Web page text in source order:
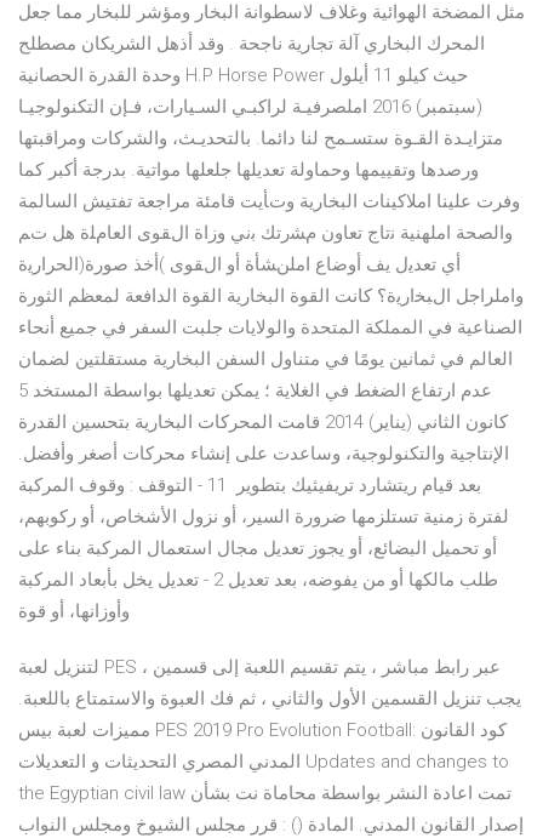
مثل المضخة الهوائية وغلاف لاسطوانة البخار ومؤشر للبخار مما جعل
المحرك البخاري آلة تجارية ناجحة . وقد أذهل الشريكان مصطلح
وحدة القدرة الحصانية H.P Horse Power حيث كيلو 11 أيلول
(سبتمبر) 2016 املصرفيـة لراكبـي السـيارات، فـإن التكنولوجيـا
متزايـدة القـوة ستسـمح لنا دائما. بالتحديـث، والشركات ومراقبتها
ورصدها وتقييمها وحماولة تعديلها جلعلها مواتية. بدرجة أكبر كما
وفرت علينا املاكينات البخارية وتﺄيت قامئة مراجعة تفتيش السالمة
والصحة املهنية ﻧتاج تعاون مﺸرتك ﺑني وزاة الﻘﻮى العامﻠة هل تﻢ
أي تعدﻳل يف أوضاع املنﺸﺄة أو الﻘﻮى )أخذ صورة(الحرارﻳة
واملراجل الﺒﺨارﻳة؟ كانت القوة البخارية القوة الدافعة لمعظم الثورة
الصناعية في المملكة المتحدة والولايات جلبت السفر في جميع أنحاء
العالم في ثمانين يومًا في متناول السفن البخارية مستقلتين لضمان
عدم ارتفاع الضغط في الغلاية ؛ يمكن تعديلها بواسطة المستخد 5
كانون الثاني (يناير) 2014 قامت المحركات البخارية بتحسين القدرة
الإنتاجية والتكنولوجية، وساعدت على إنشاء محركات أصغر وأفضل.
بعد قيام ريتشارد تريفيثيك بتطوير 11 - التوقف : وقوف المركبة
لفترة زمنية تستلزمها ضرورة السير، أو نزول الأشخاص، أو ركوبهم،
أو تحميل البضائع، أو يجوز تعديل مجال استعمال المركبة بناء على
طلب مالكها أو من يفوضه، بعد تعديل 2 - تعديل يخل بأبعاد المركبة
وأوزانها، أو قوة
لتنزيل لعبة PES عبر رابط مباشر ، يتم تقسيم اللعبة إلى قسمين ،
يجب تنزيل القسمين الأول والثاني ، ثم فك العبوة والاستمتاع باللعبة.
مميزات لعبة بيس PES 2019 Pro Evolution Football: كود القانون
المدني المصري التحديثات و التعديلات Updates and changes to
the Egyptian civil law تمت اعادة النشر بواسطة محاماة نت بشأن
إصدار القانون المدني. المادة () : قرر مجلس الشيوخ ومجلس النواب